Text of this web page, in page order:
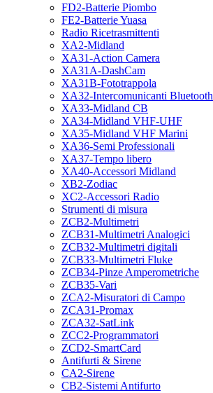
FD2-Batterie Piombo
FE2-Batterie Yuasa
Radio Ricetrasmittenti
XA2-Midland
XA31-Action Camera
XA31A-DashCam
XA31B-Fototrappola
XA32-Intercomunicanti Bluetooth
XA33-Midland CB
XA34-Midland VHF-UHF
XA35-Midland VHF Marini
XA36-Semi Professionali
XA37-Tempo libero
XA40-Accessori Midland
XB2-Zodiac
XC2-Accessori Radio
Strumenti di misura
ZCB2-Multimetri
ZCB31-Multimetri Analogici
ZCB32-Multimetri digitali
ZCB33-Multimetri Fluke
ZCB34-Pinze Amperometriche
ZCB35-Vari
ZCA2-Misuratori di Campo
ZCA31-Promax
ZCA32-SatLink
ZCC2-Programmatori
ZCD2-SmartCard
Antifurti & Sirene
CA2-Sirene
CB2-Sistemi Antifurto